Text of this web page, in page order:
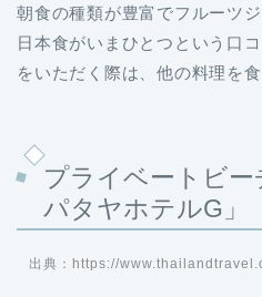
朝食の種類が豊富でフルーツ
日本食がいまひとつという口
をいただく際は、他の料理を
プライベートビ
パタヤホテルG」
出典：https://